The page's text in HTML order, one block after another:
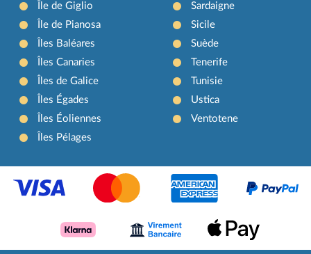
Île de Giglio
Île de Pianosa
Îles Baléares
Îles Canaries
Îles de Galice
Îles Égades
Îles Éoliennes
Îles Pélages
Sardaigne
Sicile
Suède
Tenerife
Tunisie
Ustica
Ventotene